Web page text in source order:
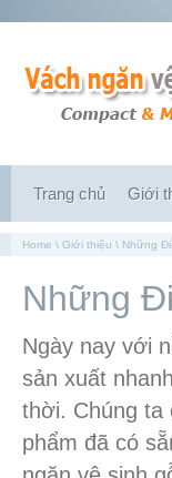
Trang chủ Giới
Home \ Giới thiệu \ Những
Những
Ngày nay với
sản xuất
thời. Chúng ta
phẩm đã có